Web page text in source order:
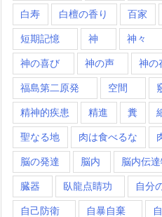
白寿 白檀の香り 百家
短期記憶 神 神々
神の喜び 神の声 神の
福島第二原発 空間
精神的疾患 精進 糞
聖なる地 肉は食べるな
脳の発達 脳内 脳内伝
臓器 臥龍点睛功 自分
自己防衛 自暴自棄